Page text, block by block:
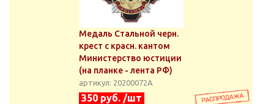
Медаль Стальной черн.
крест с красн. кантом
Министерство юстиции
(на планке - лента РФ)
артикул: 20200072А
350 руб. /шт